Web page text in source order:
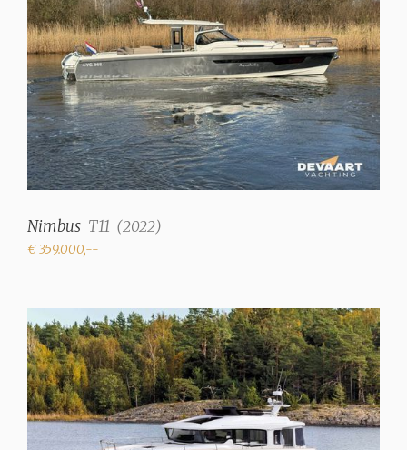
Nimbus T11 (2022)
€ 359.000,--